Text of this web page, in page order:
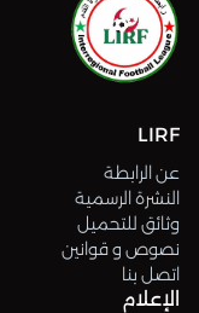
LIRF
عن الرابطة
النشرة الرسمية
وثائق للتحميل
نصوص و قوانين
اتصل بنا
الإعلام